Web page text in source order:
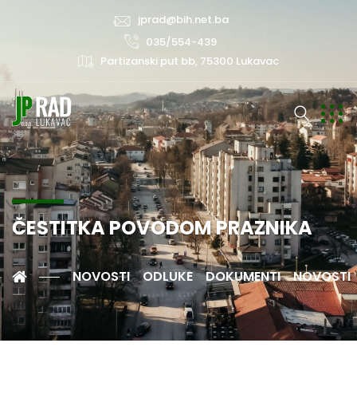
jprad@bih.net.ba
035/554-439
Partizanski put bb, 75300 Lukavac
ČESTITKA POVODOM PRAZNIKA
NOVOSTI ODLUKE DOKUMENTI NOVOSTI